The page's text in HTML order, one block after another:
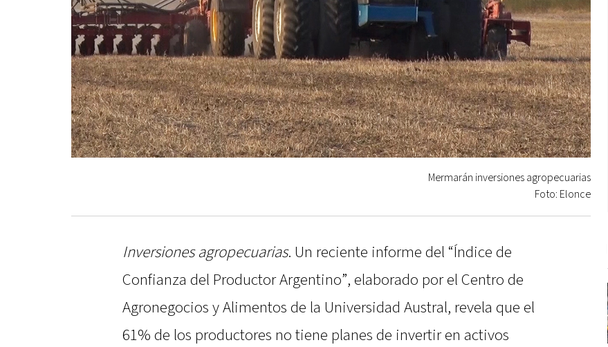
Mermarán inversiones agropecuarias
Foto: Elonce
Inversiones agropecuarias. Un reciente informe del “Índice de
Confianza del Productor Argentino”, elaborado por el Centro de
Agronegocios y Alimentos de la Universidad Austral, revela que el
61% de los productores no tiene planes de invertir en activos